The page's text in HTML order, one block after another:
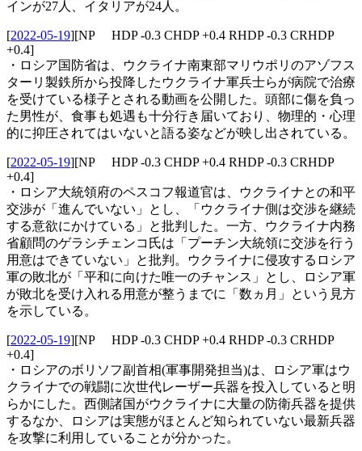
インが27人、イタリアが24人。
[2022-05-19][NP HDP -0.3 CHDP +0.4 RHDP -0.3 CRHDP
+0.4]
・ロシア国防省は、ウクライナ南東部マリウポリのアゾフス
ターリ製鉄所から投降したウクライナ軍兵士らが病院で治療
を受けている様子とされる動画を公開した。頭部に傷を負っ
た男性が、食事も処遇も十分行き届いており、物理的・心理
的に抑圧されてはいないと語る姿などが映し出されている。
[2022-05-19][NP HDP -0.3 CHDP +0.4 RHDP -0.3 CRHDP
+0.4]
・ロシア大統領府のペスコフ報道官は、ウクライナとの和平
交渉が「進んでいない」とし、「ウクライナ側は交渉を継続
する意欲にかけている」と批判した。一方、ウクライナ内務
省顧問のゲラシチェンコ氏は「プーチン大統領に交渉を行う
用意はできていない」と批判。ウクライナに侵攻するロシア
軍の敗北が「平和に向けた唯一のチャンス」とし、ロシア軍
が敗北を受け入れる用意が整うまでに「数ヵ月」という見方
を示している。
[2022-05-19][NP HDP -0.3 CHDP +0.4 RHDP -0.3 CRHDP
+0.4]
・ロシアのボリソフ副首相(軍事開発担当)は、ロシア軍はウ
クライナでの戦闘に次世代レーザー兵器を投入していると明
らかにした。西側諸国がウクライナに大量の防衛兵器を提供
するなか、ロシアは実態がほとんど知られていない最新兵器
を攻撃に利用していることが分かった。